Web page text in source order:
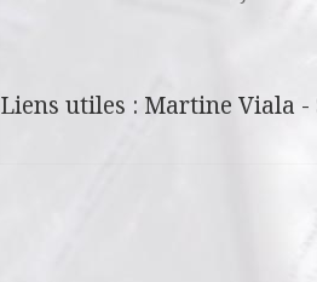
Liens utiles : Martine Viala -